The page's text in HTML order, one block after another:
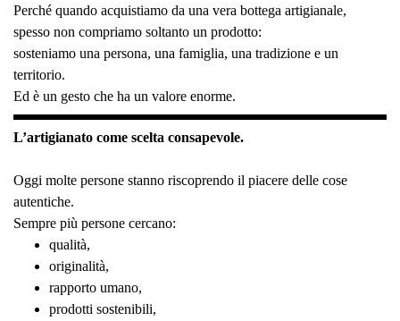
Perché quando acquistiamo da una vera bottega artigianale,
spesso non compriamo soltanto un prodotto:
sosteniamo una persona, una famiglia, una tradizione e un
territorio.
Ed è un gesto che ha un valore enorme.
L’artigianato come scelta consapevole.
Oggi molte persone stanno riscoprendo il piacere delle cose
autentiche.
Sempre più persone cercano:
qualità,
originalità,
rapporto umano,
prodotti sostenibili,